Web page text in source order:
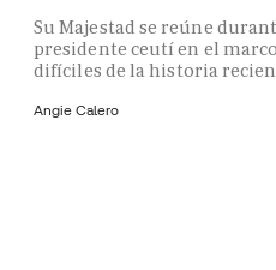
Su Majestad se reúne
presidente ceutí en el
difíciles de la historia
Angie Calero